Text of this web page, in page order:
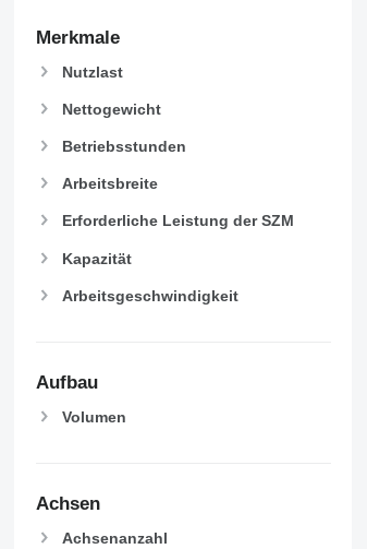
Merkmale
Nutzlast
Nettogewicht
Betriebsstunden
Arbeitsbreite
Erforderliche Leistung der SZM
Kapazität
Arbeitsgeschwindigkeit
Aufbau
Volumen
Achsen
Achsenanzahl